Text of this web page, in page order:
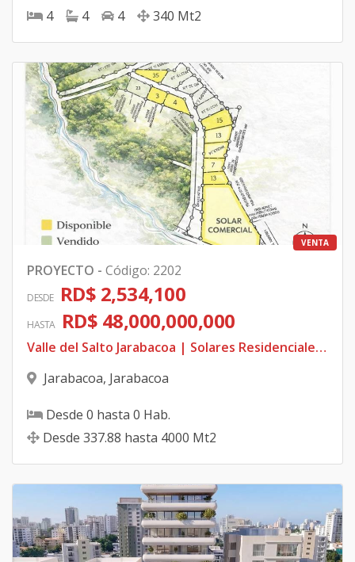
4 4 4 340 Mt2
VENTA
PROYECTO - Código: 2202
DESDE RD$ 2,534,100
HASTA RD$ 48,000,000,000
Valle del Salto Jarabacoa | Solares Residenciales en Venta y Solar Comercial
Jarabacoa, Jarabacoa
Desde 0 hasta 0 Hab.
Desde 337.88 hasta 4000 Mt2